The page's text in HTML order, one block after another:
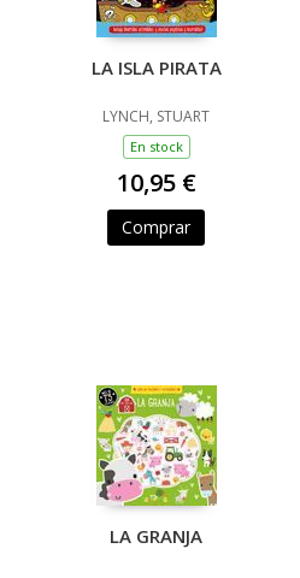
LA ISLA PIRATA
LYNCH, STUART
En stock
10,95 €
Comprar
LA GRANJA